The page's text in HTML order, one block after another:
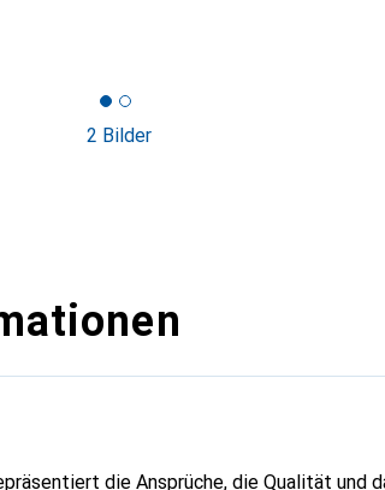
2 Bilder
die Ansprüche, die Qualität und